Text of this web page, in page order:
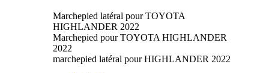
Marchepied latéral pour TOYOTA
HIGHLANDER 2022
Marchepied pour TOYOTA HIGHLANDER
2022
marchepied latéral pour HIGHLANDER 2022